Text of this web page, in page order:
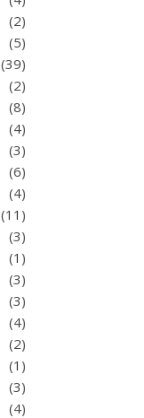
(2)
(5)
(39)
(2)
(8)
(4)
(3)
(6)
(4)
(11)
(3)
(1)
(3)
(3)
(4)
(2)
(1)
(3)
(4)